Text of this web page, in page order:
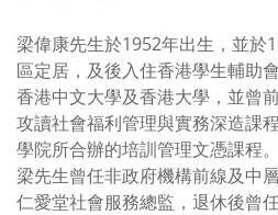
梁偉康先生於1952年出生，並於
區定居，及後入住香港學生輔助
香港中文大學及香港大學，並曾
攻讀社會福利管理與實務深造課
學院所合辦的培訓管理文憑課程。
梁先生曾任非政府機構前線及中
仁愛堂社會服務總監，退休後曾